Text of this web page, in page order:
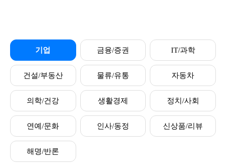
기업 금융/증권 IT/과학
건설/부동산 물류/유통 자동차
의학/건강 생활경제 정치/사회
연예/문화 인사/동정 신상품/리뷰
해명/반론